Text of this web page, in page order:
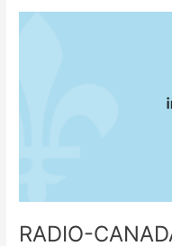
RADIO-